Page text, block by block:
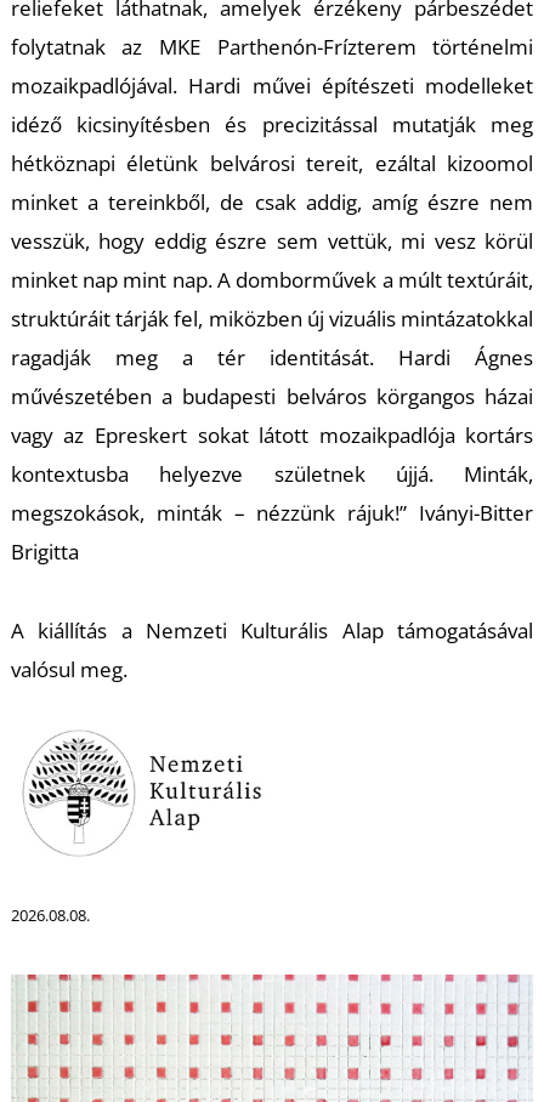
reliefeket láthatnak, amelyek érzékeny párbeszédet
folytatnak az MKE Parthenón-Frízterem történelmi
mozaikpadlójával. Hardi művei építészeti modelleket
idéző kicsinyítésben és precizitással mutatják meg
hétköznapi életünk belvárosi tereit, ezáltal kizoomol
minket a tereinkből, de csak addig, amíg észre nem
vesszük, hogy eddig észre sem vettük, mi vesz körül
minket nap mint nap. A domborművek a múlt textúráit,
struktúráit tárják fel, miközben új vizuális mintázatokkal
ragadják meg a tér identitását. Hardi Ágnes
művészetében a budapesti belváros körgangos házai
vagy az Epreskert sokat látott mozaikpadlója kortárs
kontextusba helyezve születnek újjá. Minták,
megszokások, minták – nézzünk rájuk!” Iványi-Bitter
Brigitta
A kiállítás a Nemzeti Kulturális Alap támogatásával
valósul meg.
2026.08.08.